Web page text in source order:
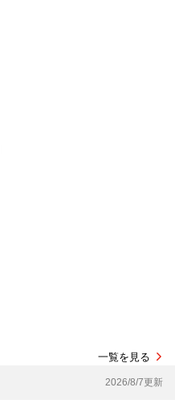
一覧を見る
2026/8/7更新